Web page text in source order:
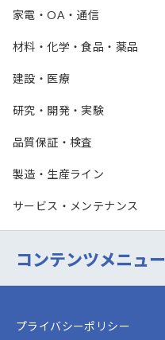
家電・OA・通信
材料・化学・食品・薬品
建設・医療
研究・開発・実験
品質保証・検査
製造・生産ライン
サービス・メンテナンス
コンテンツメニュー
プライバシーポリシー